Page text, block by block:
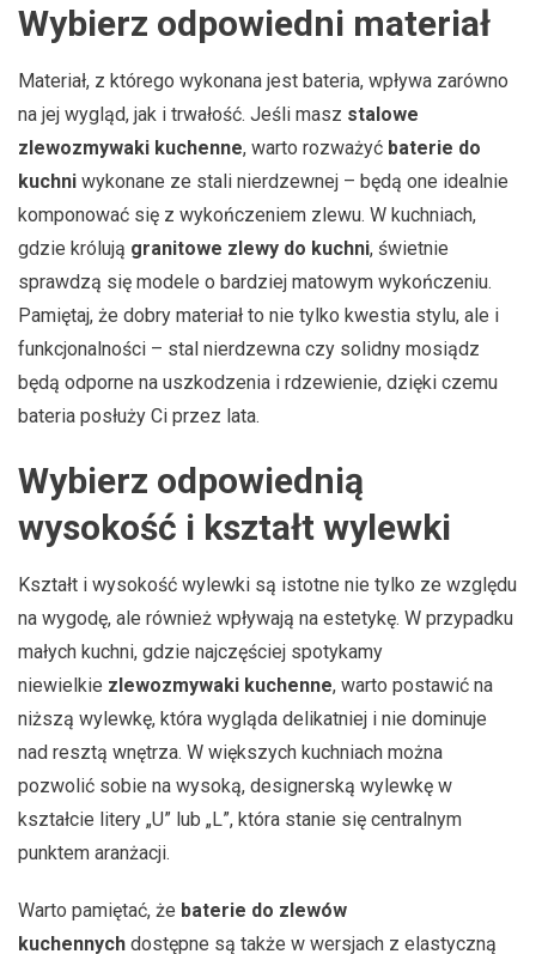
Wybierz odpowiedni materiał
Materiał, z którego wykonana jest bateria, wpływa zarówno
na jej wygląd, jak i trwałość. Jeśli masz stalowe
zlewozmywaki kuchenne, warto rozważyć baterie do
kuchni wykonane ze stali nierdzewnej – będą one idealnie
komponować się z wykończeniem zlewu. W kuchniach,
gdzie królują granitowe zlewy do kuchni, świetnie
sprawdzą się modele o bardziej matowym wykończeniu.
Pamiętaj, że dobry materiał to nie tylko kwestia stylu, ale i
funkcjonalności – stal nierdzewna czy solidny mosiądz
będą odporne na uszkodzenia i rdzewienie, dzięki czemu
bateria posłuży Ci przez lata.
Wybierz odpowiednią
wysokość i kształt wylewki
Kształt i wysokość wylewki są istotne nie tylko ze względu
na wygodę, ale również wpływają na estetykę. W przypadku
małych kuchni, gdzie najczęściej spotykamy
niewielkie zlewozmywaki kuchenne, warto postawić na
niższą wylewkę, która wygląda delikatniej i nie dominuje
nad resztą wnętrza. W większych kuchniach można
pozwolić sobie na wysoką, designerską wylewkę w
kształcie litery „U” lub „L”, która stanie się centralnym
punktem aranżacji.
Warto pamiętać, że baterie do zlewów
kuchennych dostępne są także w wersjach z elastyczną